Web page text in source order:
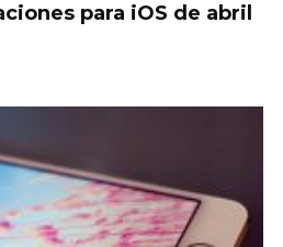
para iOS de abril